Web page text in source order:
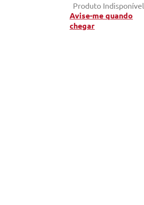
Produto Indisponível
Avise-me quando
chegar